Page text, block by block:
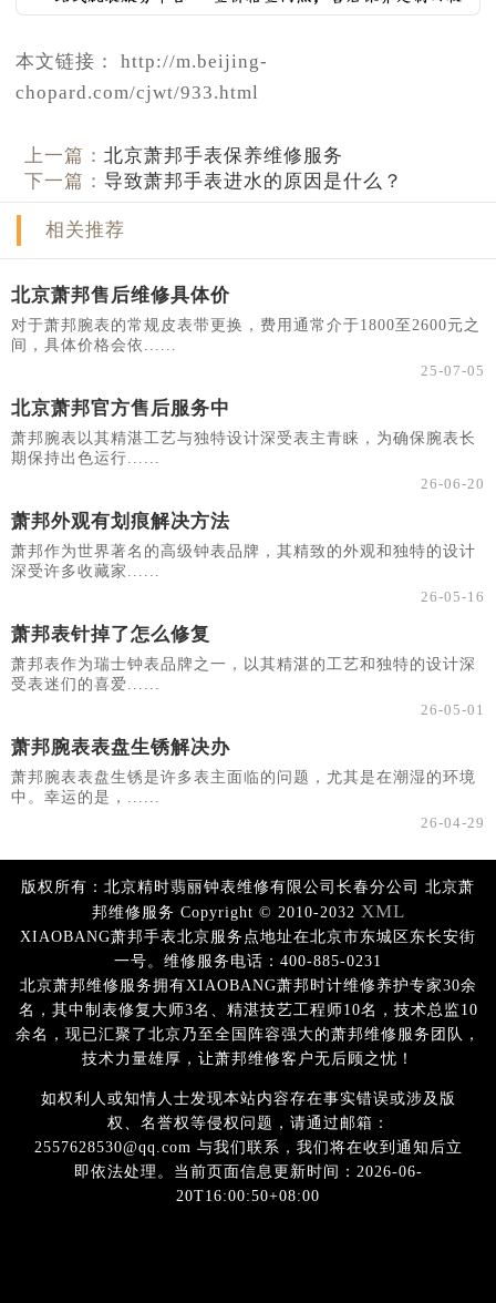
本文链接： http://m.beijing-
chopard.com/cjwt/933.html
上一篇：北京萧邦手表保养维修服务
下一篇：导致萧邦手表进水的原因是什么？
相关推荐
北京萧邦售后维修具体价
对于萧邦腕表的常规皮表带更换，费用通常介于1800至2600元之
间，具体价格会依......
25-07-05
北京萧邦官方售后服务中
萧邦腕表以其精湛工艺与独特设计深受表主青睐，为确保腕表长
期保持出色运行......
26-06-20
萧邦外观有划痕解决方法
萧邦作为世界著名的高级钟表品牌，其精致的外观和独特的设计
深受许多收藏家......
26-05-16
萧邦表针掉了怎么修复
萧邦表作为瑞士钟表品牌之一，以其精湛的工艺和独特的设计深
受表迷们的喜爱......
26-05-01
萧邦腕表表盘生锈解决办
萧邦腕表表盘生锈是许多表主面临的问题，尤其是在潮湿的环境
中。幸运的是，......
26-04-29
版权所有：北京精时翡丽钟表维修有限公司长春分公司 北京萧
邦维修服务 Copyright © 2010-2032 XML
XIAOBANG萧邦手表北京服务点地址在北京市东城区东长安街
一号。维修服务电话：400-885-0231
北京萧邦维修服务拥有XIAOBANG萧邦时计维修养护专家30余
名，其中制表修复大师3名、精湛技艺工程师10名，技术总监10
余名，现已汇聚了北京乃至全国阵容强大的萧邦维修服务团队，
技术力量雄厚，让萧邦维修客户无后顾之忧！
如权利人或知情人士发现本站内容存在事实错误或涉及版
权、名誉权等侵权问题，请通过邮箱：
2557628530@qq.com 与我们联系，我们将在收到通知后立
即依法处理。当前页面信息更新时间：2026-06-
20T16:00:50+08:00